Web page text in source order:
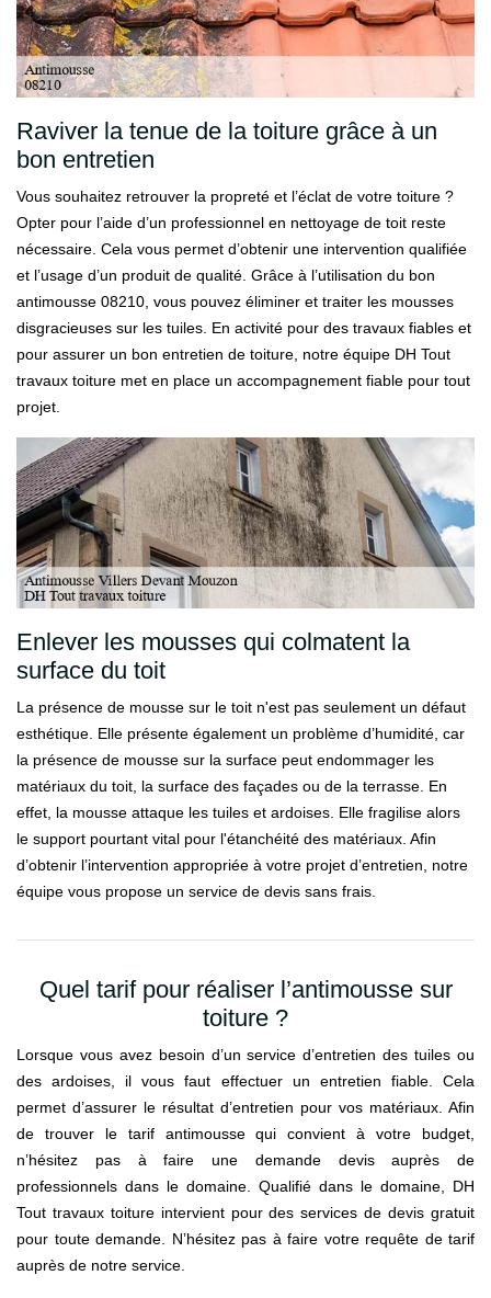
Raviver la tenue de la toiture grâce à un
bon entretien
Vous souhaitez retrouver la propreté et l’éclat de votre toiture ?
Opter pour l’aide d’un professionnel en nettoyage de toit reste
nécessaire. Cela vous permet d’obtenir une intervention qualifiée
et l’usage d’un produit de qualité. Grâce à l’utilisation du bon
antimousse 08210, vous pouvez éliminer et traiter les mousses
disgracieuses sur les tuiles. En activité pour des travaux fiables et
pour assurer un bon entretien de toiture, notre équipe DH Tout
travaux toiture met en place un accompagnement fiable pour tout
projet.
Enlever les mousses qui colmatent la
surface du toit
La présence de mousse sur le toit n'est pas seulement un défaut
esthétique. Elle présente également un problème d’humidité, car
la présence de mousse sur la surface peut endommager les
matériaux du toit, la surface des façades ou de la terrasse. En
effet, la mousse attaque les tuiles et ardoises. Elle fragilise alors
le support pourtant vital pour l'étanchéité des matériaux. Afin
d’obtenir l’intervention appropriée à votre projet d’entretien, notre
équipe vous propose un service de devis sans frais.
Quel tarif pour réaliser l’antimousse sur
toiture ?
Lorsque vous avez besoin d’un service d’entretien des tuiles ou
des ardoises, il vous faut effectuer un entretien fiable. Cela
permet d’assurer le résultat d’entretien pour vos matériaux. Afin
de trouver le tarif antimousse qui convient à votre budget,
n’hésitez pas à faire une demande devis auprès de
professionnels dans le domaine. Qualifié dans le domaine, DH
Tout travaux toiture intervient pour des services de devis gratuit
pour toute demande. N’hésitez pas à faire votre requête de tarif
auprès de notre service.